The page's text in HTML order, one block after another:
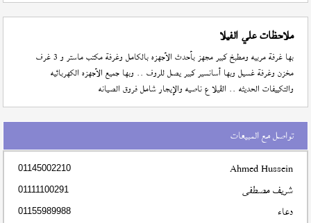
ملاحظات علي الفيلا
بها غرفة مربيه ومطبخ كبير مجهز بأحدث الأجهزه بالكامل وغرفة مكتب ماستر و 3 غرف
مخزن وغرفة غسيل وبها أسانسير كبير يصل للروف .. وبها جميع الأجهزه الكهربائيه
والتكييفات الحديثه .. الڤيلا ع ناصيه والإيجار شامل فروق الصيانه
تواصل مع المبيعات
Ahmed Hussein
01145002210
شريف مصطفى 01111100291
دعاء 01155989988